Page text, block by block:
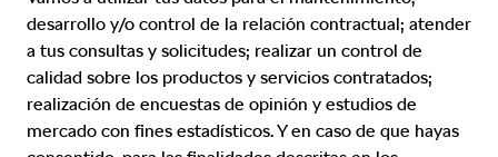
desarrollo y/o control de la relación contractual; atender
a tus consultas y solicitudes; realizar un control de
calidad sobre los productos y servicios contratados;
realización de encuestas de opinión y estudios de
mercado con fines estadísticos. Y en caso de que hayas